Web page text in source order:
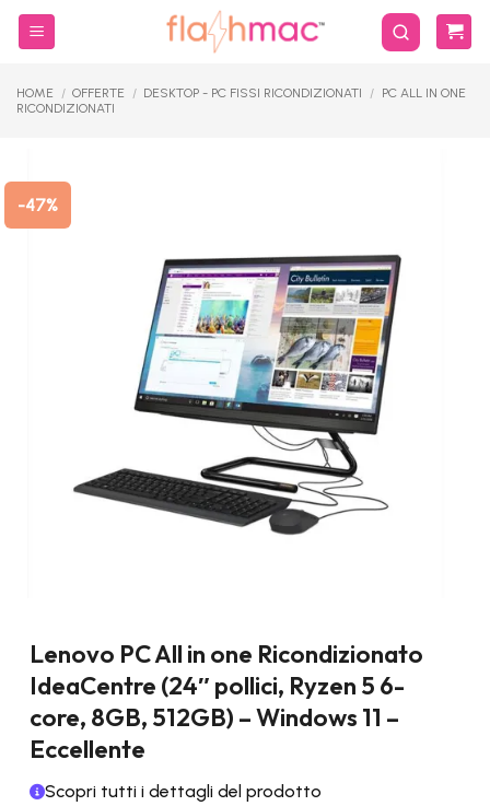
Salta
HOME / OFFERTE / DESKTOP - PC FISSI RICONDIZIONATI / PC ALL IN ONE
RICONDIZIONATI
-47%
Lenovo PC All in one Ricondizionato
IdeaCentre (24″ pollici, Ryzen 5 6-
core, 8GB, 512GB) – Windows 11 –
Eccellente
Scopri tutti i dettagli del prodotto